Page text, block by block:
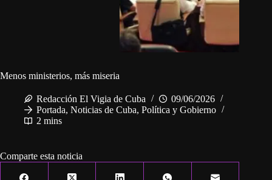
Menos ministerios, más miseria
Redacción El Vigia de Cuba
09/06/2026
Portada, Noticias de Cuba, Política y Gobierno
2 mins
Comparte esta noticia